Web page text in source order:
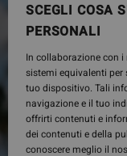
SCEGLI COSA
PERSONALI
In collaborazione con
sistemi equivalenti per
tuo dispositivo. Tali
navigazione e il tuo
offrirti contenuti e
dei contenuti e della
conoscere meglio il